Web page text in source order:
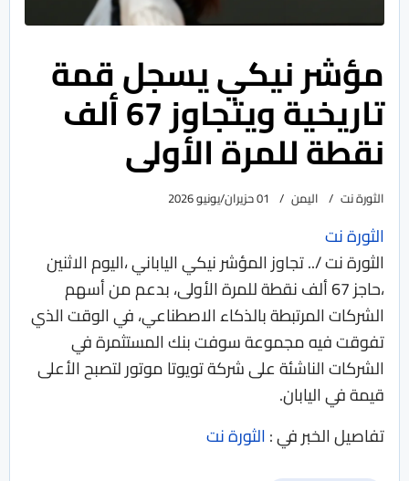
مؤشر نيكي يسجل قمة
تاريخية ويتجاوز 67 ألف
نقطة للمرة الأولى
الثورة نت اليمن 01 حزيران/يونيو 2026
الثورة نت
الثورة نت /.. تجاوز المؤشر نيكي الياباني ،اليوم الاثنين
،حاجز 67 ألف نقطة للمرة الأولى، بدعم من أسهم
الشركات المرتبطة بالذكاء الاصطناعي، في الوقت الذي
تفوقت فيه مجموعة سوفت بنك المستثمرة في
الشركات الناشئة ‌على شركة تويوتا موتور لتصبح الأعلى
قيمة في اليابان.
تفاصيل الخبر في :الثورة نت